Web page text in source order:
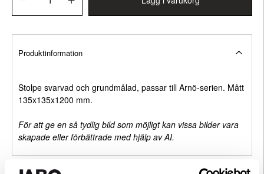
Produktinformation
Stolpe svarvad och grundmålad, passar till Arnö-serien. Mått
135x135x1200 mm.
För att ge en så tydlig bild som möjligt kan vissa bilder vara
skapade eller förbättrade med hjälp av AI.